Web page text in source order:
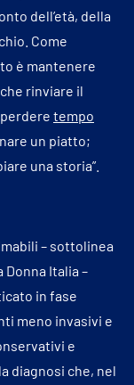
dell’età, della
Come
è mantenere
rinviare il
tempo
un piatto;
una storia”.
– sottolinea
Donna Italia –
in fase
meno invasivi e
e
diagnosi che, nel